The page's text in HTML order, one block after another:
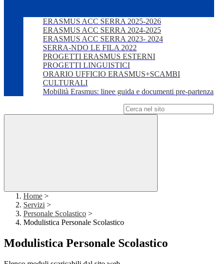
ERASMUS ACC SERRA 2025-2026
ERASMUS ACC SERRA 2024-2025
ERASMUS ACC SERRA 2023- 2024
SERRA-NDO LE FILA 2022
PROGETTI ERASMUS ESTERNI
PROGETTI LINGUISTICI
ORARIO UFFICIO ERASMUS+SCAMBI
CULTURALI
Mobilità Erasmus: linee guida e documenti pre-partenza
Home >
Servizi >
Personale Scolastico >
Modulistica Personale Scolastico
Modulistica Personale Scolastico